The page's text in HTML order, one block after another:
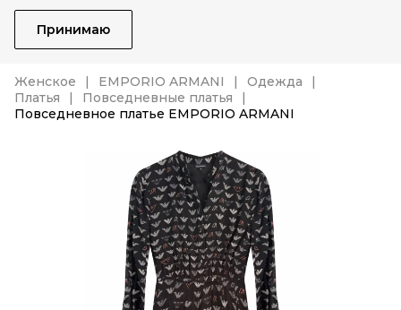
Принимаю
Женское EMPORIO ARMANI
Одежда
Платья
Повседневные платья
Повседневное платье EMPORIO ARMANI